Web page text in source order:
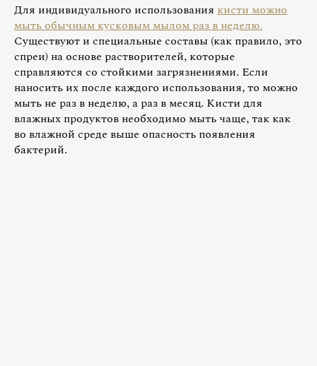
Для индивидуального использования кисти можно
мыть обычным кусковым мылом раз в неделю.
Существуют и специальные составы (как правило, это
спреи) на основе растворителей, которые
справляются со стойкими загрязнениями. Если
наносить их после каждого использования, то можно
мыть не раз в неделю, а раз в месяц. Кисти для
влажных продуктов необходимо мыть чаще, так как
во влажной среде выше опасность появления
бактерий.